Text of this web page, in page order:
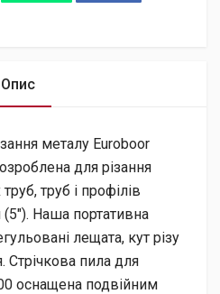
Опис
металу Euroboor
для різання
труб і профілів
Наша портативна
лещата, кут різу
Стрічкова пила для
оснащена подвійним